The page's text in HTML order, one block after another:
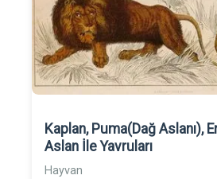
Kaplan, Puma(Dağ Aslanı),
Aslan İle Yavruları
Hayvan